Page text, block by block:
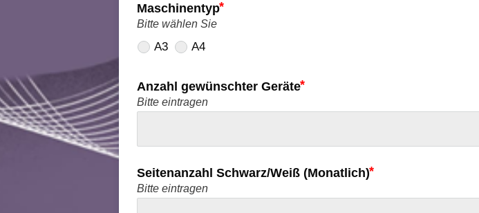
Maschinentyp
Bitte wählen Sie
A3 A4
Anzahl gewünschter Geräte
Bitte eintragen
Seitenanzahl Schwarz/Weiß (Monatlich)
Bitte eintragen